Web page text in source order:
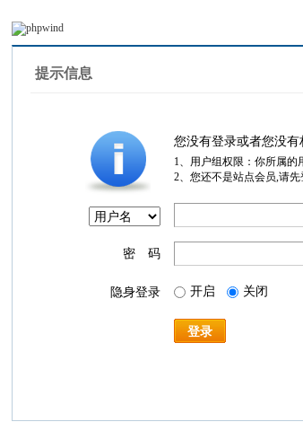
提示信息
您没有登录或者您没
1、用户组权限：你所属的
2、您还不是站点会员,请先
密 码
隐身登录 开启 关闭
登录